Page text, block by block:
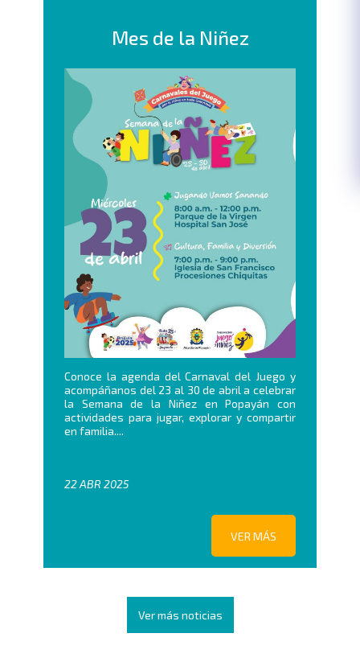
Mes de la Niñez
Conoce la agenda del Carnaval del Juego y
acompáñanos del 23 al 30 de abril a celebrar
la Semana de la Niñez en Popayán con
actividades para jugar, explorar y compartir
en familia....
22 ABR 2025
VER MÁS
Ver más noticias